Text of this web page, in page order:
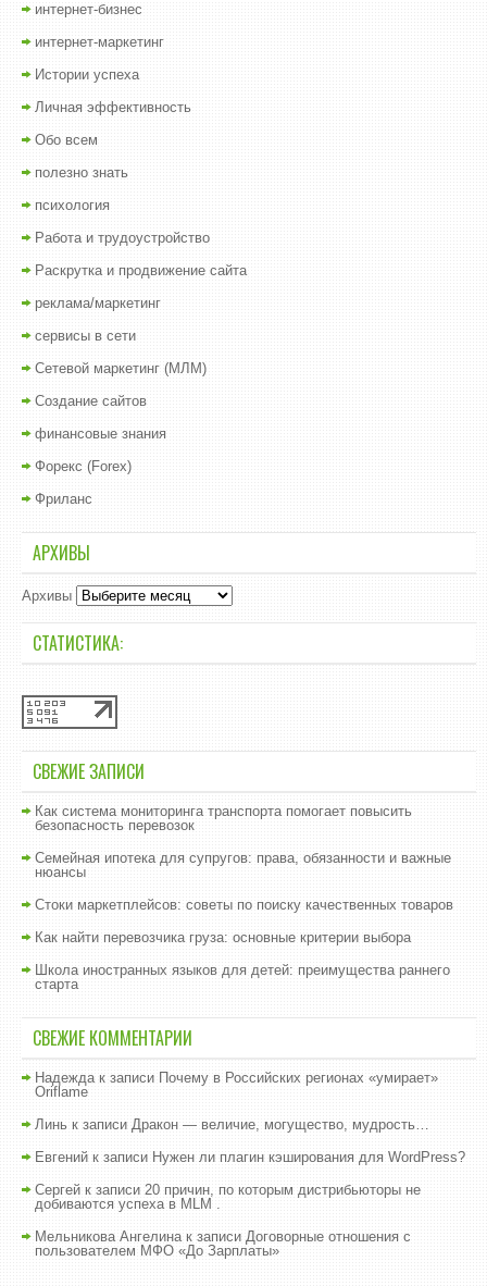
интернет-бизнес
интернет-маркетинг
Истории успеха
Личная эффективность
Обо всем
полезно знать
психология
Работа и трудоустройство
Раскрутка и продвижение сайта
реклама/маркетинг
сервисы в сети
Сетевой маркетинг (МЛМ)
Создание сайтов
финансовые знания
Форекс (Forex)
Фриланс
АРХИВЫ
Архивы
СТАТИСТИКА:
СВЕЖИЕ ЗАПИСИ
Как система мониторинга транспорта помогает повысить
безопасность перевозок
Семейная ипотека для супругов: права, обязанности и важные
нюансы
Стоки маркетплейсов: советы по поиску качественных товаров
Как найти перевозчика груза: основные критерии выбора
Школа иностранных языков для детей: преимущества раннего
старта
СВЕЖИЕ КОММЕНТАРИИ
Надеждак записи Почему в Российских регионах «умирает»
Oriflame
Линь к записи Дракон — величие, могущество, мудрость…
Евгений к записи Нужен ли плагин кэширования для WordPress?
Сергей к записи 20 причин, по которым дистрибьюторы не
добиваются успеха в MLM .
Мельникова Ангелинак записи Договорные отношения с
пользователем МФО «До Зарплаты»